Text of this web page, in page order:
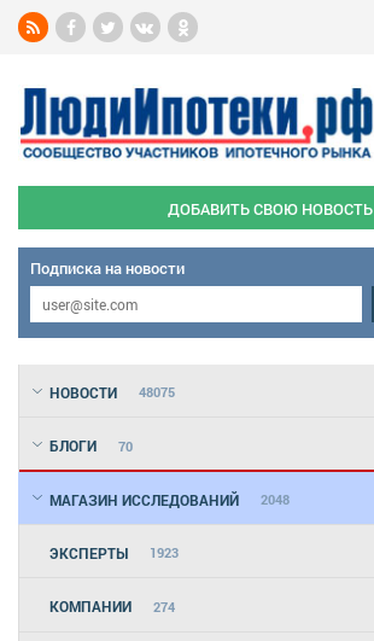
ДОБАВИТЬ СВОЮ НОВОСТЬ
Подписка на новости
НОВОСТИ 48075
БЛОГИ 70
МАГАЗИН ИССЛЕДОВАНИЙ 2048
ЭКСПЕРТЫ 1923
КОМПАНИИ 274